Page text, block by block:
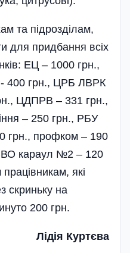
та підрозділам,
для придбання всіх
ЕЦ – 1000 грн.,
400 грн., ЦРБ ЛВРК
ЦДПРВ – 331 грн.,
– 250 грн., РБУ
грн., профком – 190
караул №2 – 120
які
скриньку на
200 грн.
Лідія Куртєва